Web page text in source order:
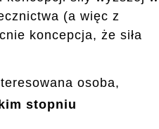
(a więc z
koncepcja, że siła
osoba,
stopniu